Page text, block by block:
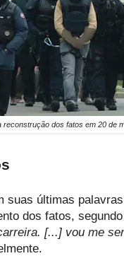
reconstrução dos fatos em 20 de
suas últimas
dos fatos,
[...] vou me